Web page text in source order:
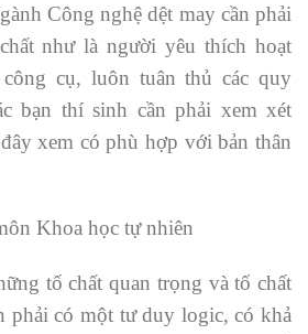
Công nghệ dệt may cần phải
như là người yêu thích hoạt
cụ, luôn tuân thủ các quy
bạn thí sinh cần phải xem xét
xem có phù hợp với bản thân
Khoa học tự nhiên
tố chất quan trọng và tố chất
phải có một tư duy logic, có khả